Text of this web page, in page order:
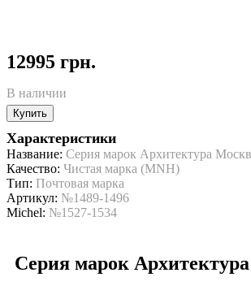
12995 грн.
В наличии
Купить
Характеристики
Название: Серия марок Архитектура
Качество: Чистая марка (MNH)
Тип: Почтовая марка
Артикул: №1489-1496
Michel: №1527-1534
Серия марок